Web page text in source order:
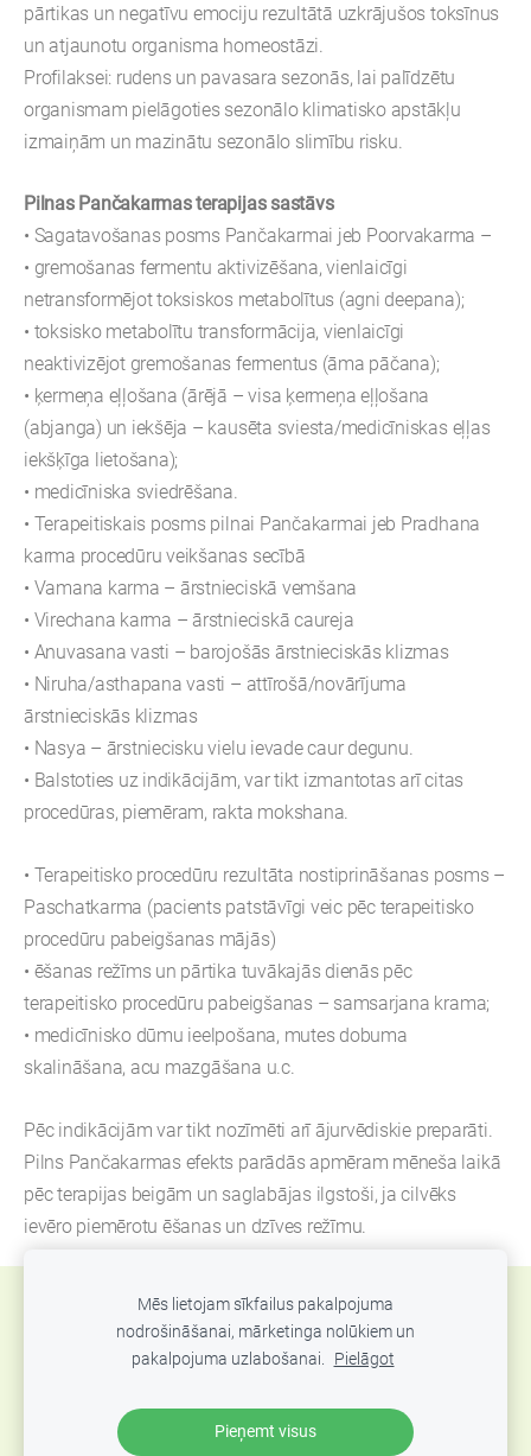
pārtikas un negatīvu emociju rezultātā uzkrājušos toksīnus
un atjaunotu organisma homeostāzi.
Profilaksei: rudens un pavasara sezonās, lai palīdzētu
organismam pielāgoties sezonālo klimatisko apstākļu
izmaiņām un mazinātu sezonālo slimību risku.
Pilnas Pančakarmas terapijas sastāvs
• Sagatavošanas posms Pančakarmai jeb Poorvakarma –
• gremošanas fermentu aktivizēšana, vienlaicīgi
netransformējot toksiskos metabolītus (agni deepana);
• toksisko metabolītu transformācija, vienlaicīgi
neaktivizējot gremošanas fermentus (āma pāčana);
• ķermeņa eļļošana (ārējā – visa ķermeņa eļļošana
(abjanga) un iekšēja – kausēta sviesta/medicīniskas eļļas
iekšķīga lietošana);
• medicīniska sviedrēšana.
• Terapeitiskais posms pilnai Pančakarmai jeb Pradhana
karma procedūru veikšanas secībā
• Vamana karma – ārstnieciskā vemšana
• Virechana karma – ārstnieciskā caureja
• Anuvasana vasti – barojošās ārstnieciskās klizmas
• Niruha/asthapana vasti – attīrošā/novārījuma
ārstnieciskās klizmas
• Nasya – ārstniecisku vielu ievade caur degunu.
• Balstoties uz indikācijām, var tikt izmantotas arī citas
procedūras, piemēram, rakta mokshana.
• Terapeitisko procedūru rezultāta nostiprināšanas posms –
Paschatkarma (pacients patstāvīgi veic pēc terapeitisko
procedūru pabeigšanas mājās)
• ēšanas režīms un pārtika tuvākajās dienās pēc
terapeitisko procedūru pabeigšanas – samsarjana krama;
• medicīnisko dūmu ieelpošana, mutes dobuma
skalināšana, acu mazgāšana u.c.
Pēc indikācijām var tikt nozīmēti arī ājurvēdiskie preparāti.
Pilns Pančakarmas efekts parādās apmēram mēneša laikā
pēc terapijas beigām un saglabājas ilgstoši, ja cilvēks
ievēro piemērotu ēšanas un dzīves režīmu.
Sīkdatnes
© 2016-2024 Ājurvēdas centrs «Ayurveda Palace
Jurmala», Oficiālā vietne
Mēs lietojam sīkfailus pakalpojuma
nodrošināšanai, mārketinga nolūkiem un
pakalpojuma uzlabošanai. Pielāgot
Pieņemt visus